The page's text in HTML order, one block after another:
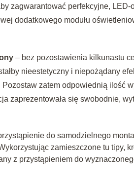
zagwarantować perfekcyjne,
dodatkowego modułu
– bez pozostawienia kilkunastu
nieestetyczny i niepożądany
zatem odpowiednią ilość
zaprezentowała się swobodnie,
do samodzielnego
zamieszczone tu tipy,
z przystąpieniem do